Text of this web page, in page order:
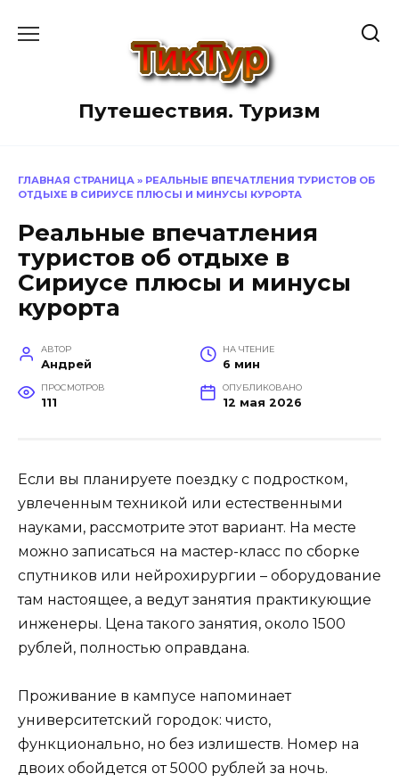
Путешествия. Туризм
ГЛАВНАЯ СТРАНИЦА » РЕАЛЬНЫЕ ВПЕЧАТЛЕНИЯ ТУРИСТОВ ОБ
ОТДЫХЕ В СИРИУСЕ ПЛЮСЫ И МИНУСЫ КУРОРТА
Реальные впечатления
туристов об отдыхе в
Сириусе плюсы и минусы
курорта
АВТОР
Андрей
НА ЧТЕНИЕ
6 мин
ПРОСМОТРОВ
111
ОПУБЛИКОВАНО
12 мая 2026
Если вы планируете поездку с подростком,
увлеченным техникой или естественными
науками, рассмотрите этот вариант. На месте
можно записаться на мастер-класс по сборке
спутников или нейрохирургии – оборудование
там настоящее, а ведут занятия практикующие
инженеры. Цена такого занятия, около 1500
рублей, полностью оправдана.
Проживание в кампусе напоминает
университетский городок: чисто,
функционально, но без излишеств. Номер на
двоих обойдется от 5000 рублей за ночь.